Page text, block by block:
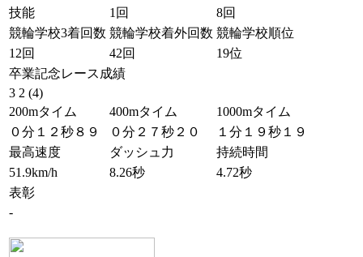
技能
1回
8回
競輪学校3着回数 競輪学校着外回数 競輪学校順位
12回
42回
19位
卒業記念レース成績
3 2 (4)
200mタイム
400mタイム
1000mタイム
０分１２秒８９
０分２７秒２０
１分１９秒１９
最高速度
ダッシュ力
持続時間
51.9km/h
8.26秒
4.72秒
表彰
-